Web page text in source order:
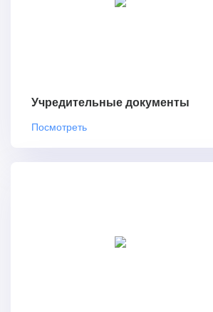
Учредительные документы
Посмотреть